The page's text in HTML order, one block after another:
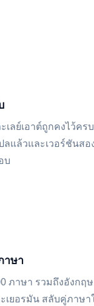
เลย์เอาต์ถูกคงไว้คร
ลแล้วและเวอร์ชันสอ
บ
าษา
ภาษา รวมถึงอังกฤ
เยอรมัน สลับคู่ภาษา